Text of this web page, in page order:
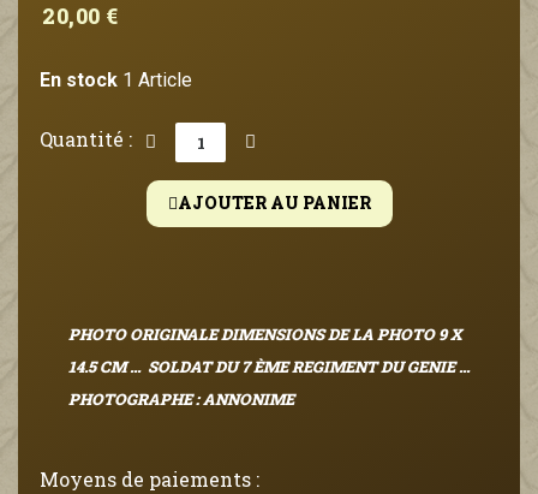
20,00 €
En stock 1 Article
Quantité :
AJOUTER AU PANIER
PHOTO ORIGINALE DIMENSIONS DE LA PHOTO 9 X
14.5 CM ... SOLDAT DU 7 ÈME REGIMENT DU GENIE ...
PHOTOGRAPHE : ANNONIME
Moyens de paiements :